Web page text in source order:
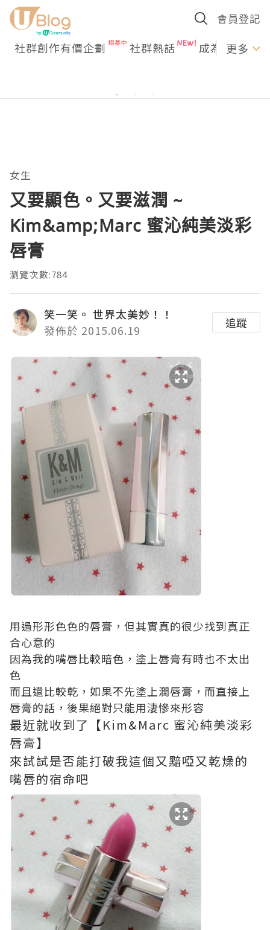
會員登記
社群創作有價企劃 社群熱話 成為U更多
女生
又要顯色。又要滋潤 ~
Kim&amp;Marc 蜜沁純美淡彩
唇膏
瀏覽次數:784
笑一笑。 世界太美妙！！
發佈於 2015.06.19
追蹤
用過形形色色的唇膏，但其實真的很少找到真正
合心意的
因為我的嘴唇比較暗色，塗上唇膏有時也不太出
色
而且還比較乾，如果不先塗上潤唇膏，而直接上
唇膏的話，後果絕對只能用淒慘來形容
最近就收到了【Kim&Marc 蜜沁純美淡彩
唇膏】
來試試是否能打破我這個又黯啞又乾燥的
嘴唇的宿命吧